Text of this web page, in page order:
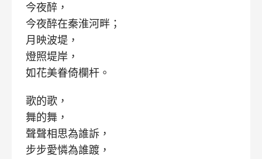
今夜醉，
今夜醉在秦淮河畔；
月映波堤，
燈照堤岸，
如花美眷倚欄杆。
歌的歌，
舞的舞，
聲聲相思為誰訴，
步步愛憐為誰踱，